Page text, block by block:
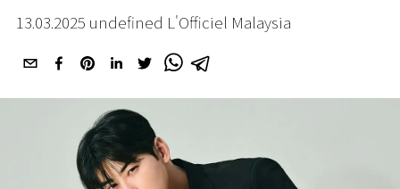
13.03.2025 undefined L'Officiel Malaysia